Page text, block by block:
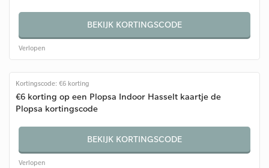
BEKIJK KORTINGSCODE
Verlopen
Kortingscode: €6 korting
€6 korting op een Plopsa Indoor Hasselt kaartje de
Plopsa kortingscode
BEKIJK KORTINGSCODE
Verlopen